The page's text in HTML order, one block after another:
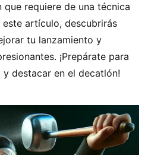
requiere de una técnica
artículo, descubrirás
tu lanzamiento y
¡Prepárate para
destacar en el decatlón!